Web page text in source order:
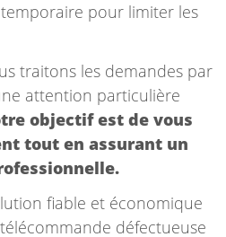
pour limiter les
traitons les demandes par
attention particulière
objectif est de vous
tout en assurant un
fiable et économique
défectueuse